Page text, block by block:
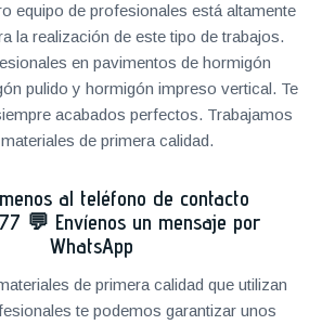
equipo de profesionales está altamente
la realización de este tipo de trabajos.
en pavimentos de hormigón
pulido y hormigón impreso vertical. Te
acabados perfectos. Trabajamos
de primera calidad.
al teléfono de contacto
💬 Envíenos un mensaje por
WhatsApp
de primera calidad que utilizan
te podemos garantizar unos